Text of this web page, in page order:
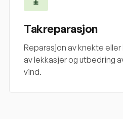
Takreparasjon
Reparasjon av knekte
av lekkasjer og utbedring
vind.